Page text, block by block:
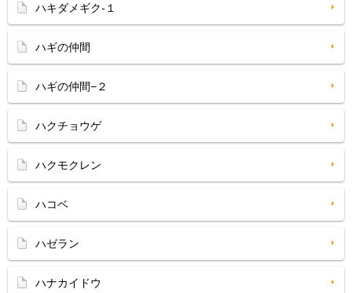
ハキダメギク-１
ハギの仲間
ハギの仲間−２
ハクチョウゲ
ハクモクレン
ハコベ
ハゼラン
ハナカイドウ